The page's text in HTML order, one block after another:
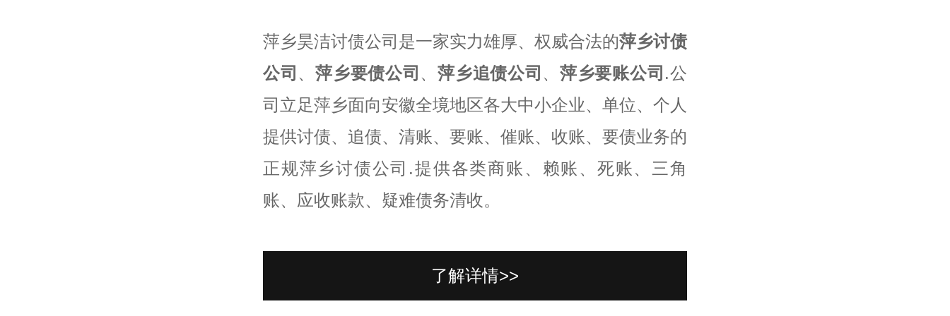
萍乡昊洁讨债公司是一家实力雄厚、权威合法的萍乡讨债
公司 、萍乡要债公司 、萍乡追债公司 、萍乡要账公司 .公
司立足萍乡面向安徽全境地区各大中小企业、单位、个人
提供讨债、追债、清账、要账、催账、收账、要债业务的
正规萍乡讨债公司.提供各类商账、赖账、死账、三角
账、应收账款、疑难债务清收。
了解详情>>